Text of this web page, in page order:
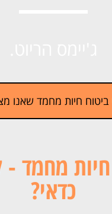
ביטוח חיות מחמד שאנו
מחמד
כדאי?